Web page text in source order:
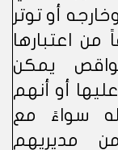
أو توتر
من اعتبارها
يمكن
أو أنهم
سواءً مع
مديريهم